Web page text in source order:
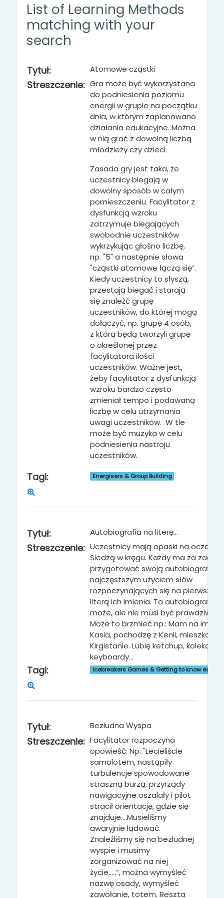
List of Learning Methods
matching with your
search
Tytuł: Atomowe cząstki
Streszczenie: Gra może być wykorzystana
do podniesienia poziomu
energii w grupie na początku
dnia, w którym zaplanowano
działania edukacyjne. Można
w nią grać z dowolną liczbą
młodzieży czy dzieci.
Zasada gry jest taka, że
uczestnicy biegają w
dowolny sposób w całym
pomieszczeniu. Facylitator z
dysfunkcją wzroku
zatrzymuje biegających
swobodnie uczestników
wykrzykując głośno liczbę,
np. "5" a następnie słowa
"cząstki atomowe łączą się”.
Kiedy uczestnicy to słyszą,
przestają biegać i starają
się znaleźć grupę
uczestników, do której mogą
dołączyć, np. grupę 4 osób,
z którą będą tworzyli grupę
o określonej przez
facylitatora ilości
uczestników. Ważne jest,
żeby facylitator z dysfunkcją
wzroku bardzo często
zmieniał tempo i podawaną
liczbę w celu utrzymania
uwagi uczestników. W tle
może być muzyka w celu
podniesienia nastroju
uczestników.
Tagi: Energisers & Group Building
Tytuł: Autobiografia na literę…
Streszczenie: Uczestnicy mają opaski na oczach.
Siedzą w kręgu. Każdy ma za
przygotować swoją autobiografię z
najczęstszym użyciem słów
rozpoczynających się na pierwszą
literą ich imienia. Ta autobiografia
może, ale nie musi być prawdziwa.
Może to brzmieć np.: Mam na imię
Kasia, pochodzę z Kenii, mieszkam
Kirgistanie. Lubię ketchup,
keyboardy...
Tagi: Icebreakers Games & Getting to know each
Tytuł: Bezludna Wyspa
Streszczenie: Facylitator rozpoczyna
opowieść: Np. "Lecieliście
samolotem, nastąpiły
turbulencje spowodowane
straszną burzą, przyrządy
nawigacyjne oszalały i pilot
stracił orientację, gdzie się
znajduje….Musieliśmy
awaryjnie lądować.
Znaleźliśmy się na bezludnej
wyspie i musimy
zorganizować na niej
życie.....”, można wymyśleć
nazwę osady, wymyśleć
zawołanie, totem. Reszta